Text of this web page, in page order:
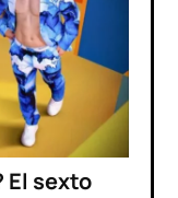
El sexto